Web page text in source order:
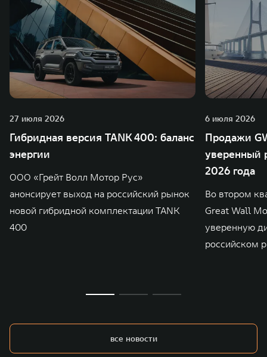
27 июля 2026
Гибридная версия TANK 400: баланс
энергии
ООО «Грейт Волл Мотор Рус»
анонсирует выход на российский рынок
новой гибридной комплектации TANK
400
6 июля 2026
Продажи
уверенный
2026 года
Во втором
Great Wall
уверенную
российском
все новости